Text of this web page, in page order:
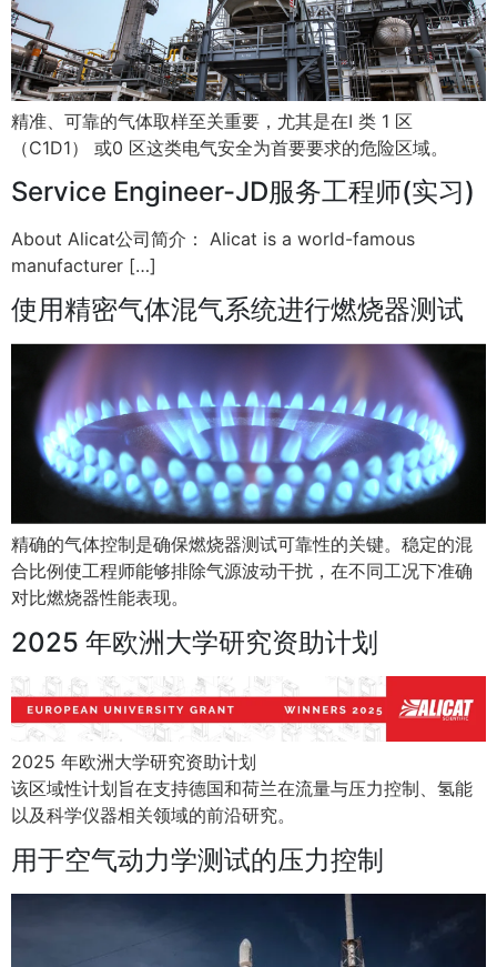
精准、可靠的气体取样至关重要，尤其是在I 类 1 区
（C1D1） 或0 区这类电气安全为首要要求的危险区域。
Service Engineer-JD服务工程师(实习)
About Alicat公司简介： Alicat is a world-famous
manufacturer […]
使用精密气体混气系统进行燃烧器测试
精确的气体控制是确保燃烧器测试可靠性的关键。稳定的混
合比例使工程师能够排除气源波动干扰，在不同工况下准确
对比燃烧器性能表现。
2025 年欧洲大学研究资助计划
2025 年欧洲大学研究资助计划
该区域性计划旨在支持德国和荷兰在流量与压力控制、氢能
以及科学仪器相关领域的前沿研究。
用于空气动力学测试的压力控制